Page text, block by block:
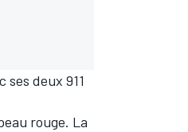
deux 911
rouge. La